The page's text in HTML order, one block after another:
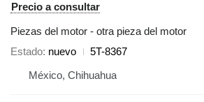
Precio a consultar
Piezas del motor - otra pieza del motor
Estado nuevo
5T-8367
México, Chihuahua